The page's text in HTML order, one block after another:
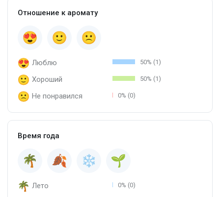
Отношение к аромату
Люблю 50% (1)
Хороший 50% (1)
Не понравился 0% (0)
Время года
Лето 0% (0)